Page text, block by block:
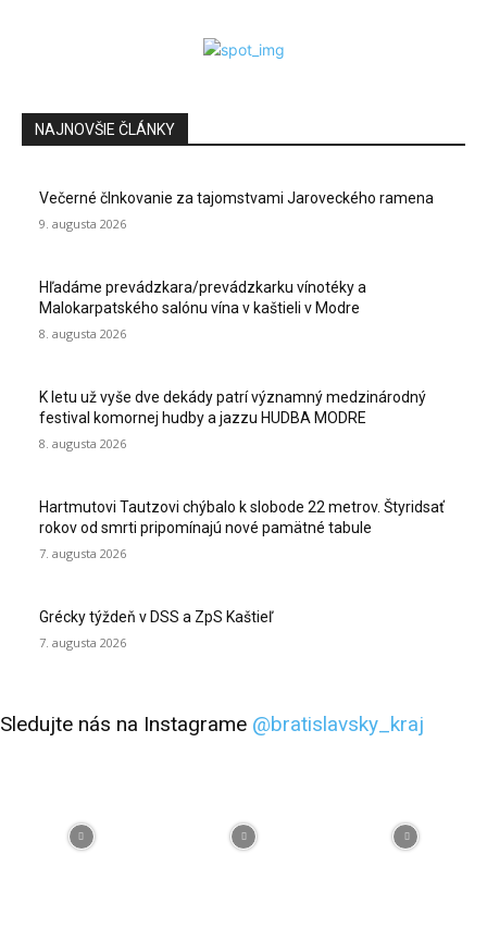
NAJNOVŠIE ČLÁNKY
Večerné člnkovanie za tajomstvami Jaroveckého ramena
9. augusta 2026
Hľadáme prevádzkara/prevádzkarku vínotéky a
Malokarpatského salónu vína v kaštieli v Modre
8. augusta 2026
K letu už vyše dve dekády patrí významný medzinárodný
festival komornej hudby a jazzu HUDBA MODRE
8. augusta 2026
Hartmutovi Tautzovi chýbalo k slobode 22 metrov. Štyridsať
rokov od smrti pripomínajú nové pamätné tabule
7. augusta 2026
Grécky týždeň v DSS a ZpS Kaštieľ
7. augusta 2026
Sledujte nás na Instagrame @bratislavsky_kraj